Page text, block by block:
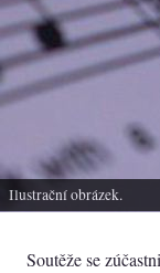
Ilustrační obrázek.
Soutěže se